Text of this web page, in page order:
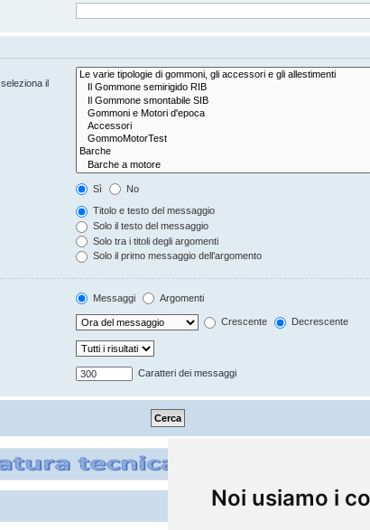
Noi usiamo i
il
Sì No
Titolo e testo del messaggio
Solo il testo del messaggio
Solo tra i titoli degli argomenti
Solo il primo messaggio dell’argomento
Messaggi Argomenti
Crescente Decrescente
Caratteri dei messaggi